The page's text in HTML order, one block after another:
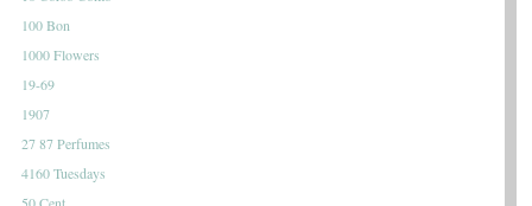
100 Bon
1000 Flowers
19-69
1907
27 87 Perfumes
4160 Tuesdays
50 Cent